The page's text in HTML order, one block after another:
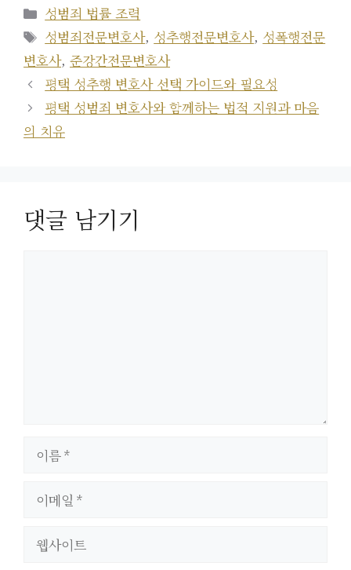
카
테
고
리
성범죄 법률 조력
태
그
성범죄전문변호사, 성추행전문변호사, 성폭행전문
변호사, 준강간전문변호사
평택 성추행 변호사 선택 가이드와 필요성
평택 성범죄 변호사와 함께하는 법적 지원과 마음
의 치유
댓글 남기기